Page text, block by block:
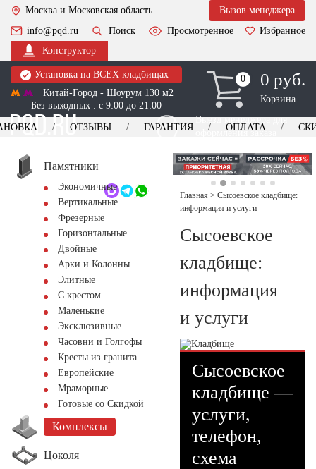
Москва и Московская область
Вызов менеджера
info@pqd.ru
Поиск Просмотренное
Избранное
Конструктор
Установка на ВСЕХ кладбищах
Китай-Город - Шоурум 130 м2
Без выходных : с 9:00 до 21:00
0
0 0 руб.
Корзина
Выезд менеджера для
оформления заказа
+7 (495) 518-44-23
Обратный звонок
ОТЗЫВЫ ГАРАНТИЯ ОПЛАТА
Памятники
Экономичные
Вертикальные
Фрезерные
Горизонтальные
Двойные
Арки и Колонны
Элитные
С крестом
Маленькие
Эксклюзивные
Часовни и Голгофы
Кресты из гранита
Европейские
Мраморные
Готовые со Скидкой
Комплексы
Цоколя
Главная > Сысоевское кладбище:
информация и услуги
Сысоевское
кладбище:
информация
и услуги
Сысоевское
кладбище —
услуги,
телефон,
схема